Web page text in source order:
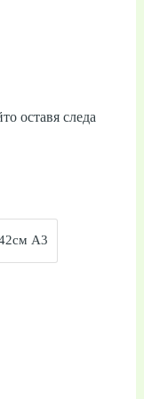
оставя следа
А3